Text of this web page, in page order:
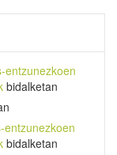
entzunezkoen
bidalketan
entzunezkoen
bidalketan